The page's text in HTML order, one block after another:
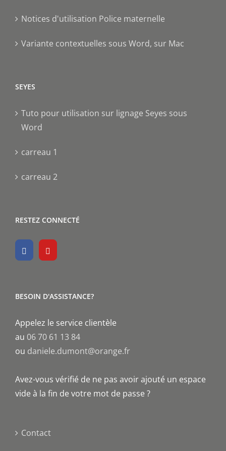
Notices d'utilisation Police maternelle
Variante contextuelles sous Word, sur Mac
SEYES
Tuto pour utilisation sur lignage Seyes sous
Word
carreau 1
carreau 2
RESTEZ CONNECTÉ
BESOIN D'ASSISTANCE?
Appelez le service clientèle
au 06 70 61 13 84
ou daniele.dumont@orange.fr
Avez-vous vérifié de ne pas avoir ajouté un espace
vide à la fin de votre mot de passe ?
Contact